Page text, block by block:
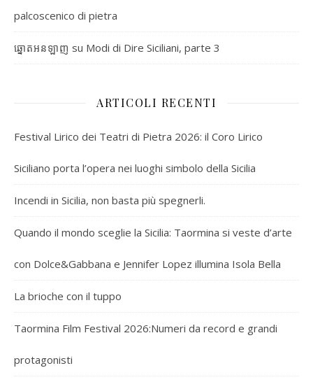
palcoscenico di pietra
ឆ្នោតអនឡាញ su Modi di Dire Siciliani, parte 3
ARTICOLI RECENTI
Festival Lirico dei Teatri di Pietra 2026: il Coro Lirico
Siciliano porta l’opera nei luoghi simbolo della Sicilia
Incendi in Sicilia, non basta più spegnerli.
Quando il mondo sceglie la Sicilia: Taormina si veste d’arte
con Dolce&Gabbana e Jennifer Lopez illumina Isola Bella
La brioche con il tuppo
Taormina Film Festival 2026:Numeri da record e grandi
protagonisti